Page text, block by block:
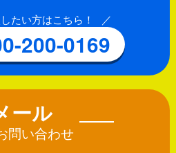
たい方はこちら！
200-0169
ール
問い合わせ